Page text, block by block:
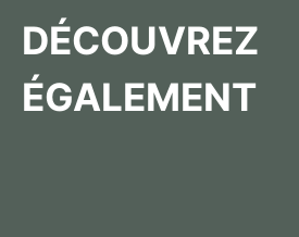
DÉCOUVREZ
ÉGALEMENT